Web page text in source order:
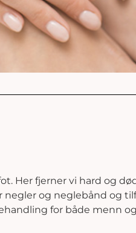
Her fjerner vi hard og
og neglebånd og
for både menn